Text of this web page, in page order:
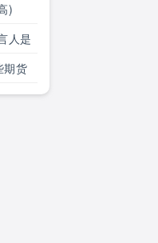
)
人是
期货